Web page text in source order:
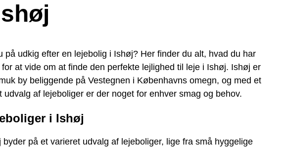
på udkig efter en lejebolig i Ishøj? Her finder du alt, hvad du har
for at vide om at finde den perfekte lejlighed til leje i Ishøj. Ishøj er
by beliggende på Vestegnen i Københavns omegn, og med et
udvalg af lejeboliger er der noget for enhver smag og behov.
i Ishøj
byder på et varieret udvalg af lejeboliger, lige fra små hyggelige